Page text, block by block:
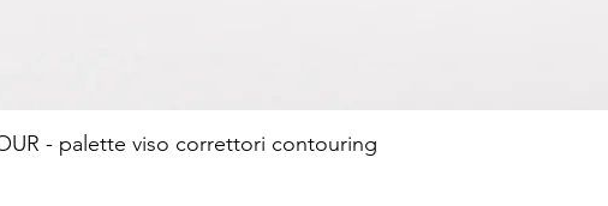
- palette viso correttori contouring